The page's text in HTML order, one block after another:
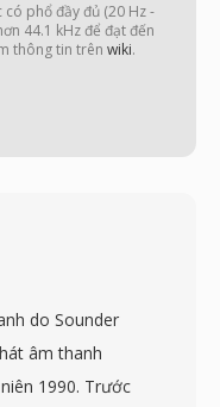
phổ đầy đủ (20 Hz -
44.1 kHz để đạt đến
thông tin trên wiki.
do Sounder
âm thanh
1990. Trước